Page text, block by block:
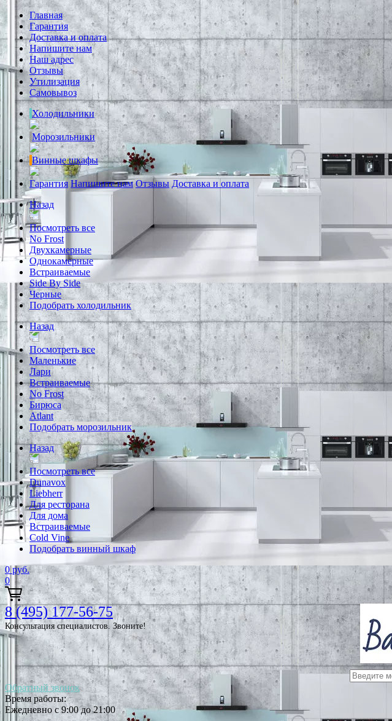
Главная
Гарантия
Доставка и оплата
Напишите нам
Наш адрес
Отзывы
Утилизация
Самовывоз
Холодильники
Морозильники
Винные шкафы
Гарантия Напишите нам Отзывы Доставка и оплата
Назад
Посмотреть все
No Frost
Двухкамерные
Однокамерные
Встраиваемые
Side By Side
Черные
Подобрать холодильник
Назад
Посмотреть все
Маленькие
Лари
Встраиваемые
No Frost
Бирюса
Atlant
Подобрать морозильник
Назад
Посмотреть все
Dunavox
Liebherr
Для ресторана
Для дома
Встраиваемые
Cold Vine
Подобрать винный шкаф
0 руб.
0
8 (495) 177-56-75
Консультация специалистов. Звоните!
Обратный звонок
Время работы:
Ежедневно с 9:00 до 21:00